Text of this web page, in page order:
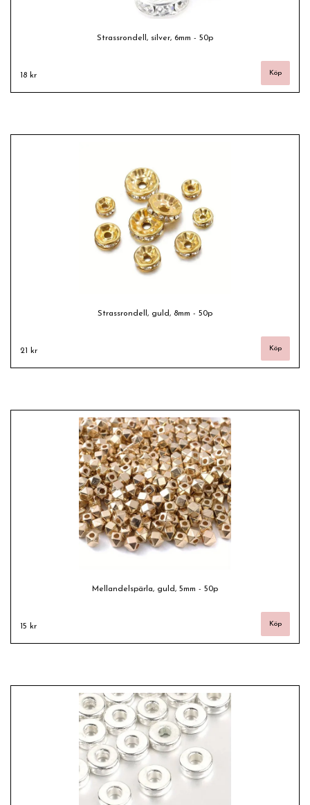
Strassrondell, silver, 6mm - 50p
18 kr
Strassrondell, guld, 8mm - 50p
21 kr
Mellandelspärla, guld, 5mm - 50p
15 kr